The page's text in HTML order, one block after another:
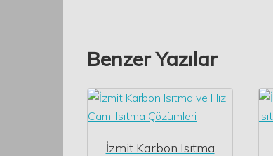
Benzer Yazılar
İzmit Karbon Isıtma